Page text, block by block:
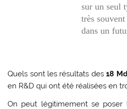
sur un seul
très
dans un
Quels sont les résultats des18
en R&D qui ont été réalisées en
On peut légitimement se poser